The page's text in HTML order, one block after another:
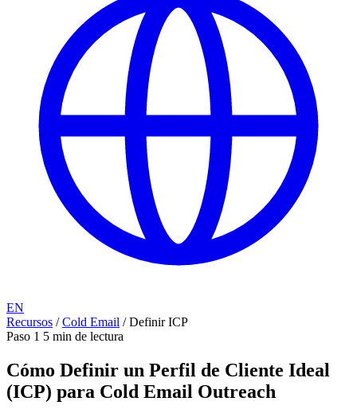
EN
Recursos / Cold Email / Definir ICP
Paso 1 5 min de lectura
Cómo Definir un Perfil de Cliente Ideal
(ICP) para Cold Email Outreach